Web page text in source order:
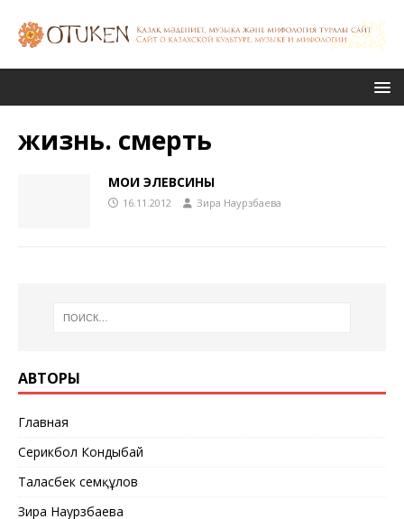
жизнь. смерть
МОИ ЭЛЕВСИНЫ
16.11.2012 Зира Наурзбаева
АВТОРЫ
Главная
Серикбол Кондыбай
Таласбек Әсемқұлов
Зира Наурзбаева